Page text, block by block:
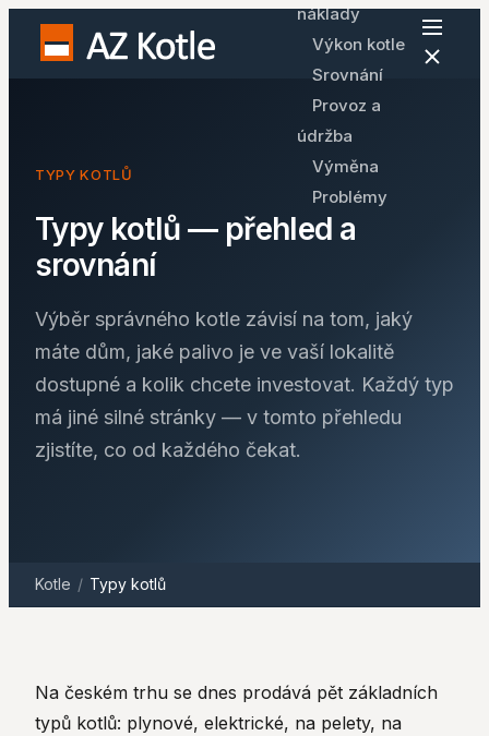
náklady
Výkon kotle
Srovnání
Provoz a
údržba
Výměna
Problémy
TYPY KOTLŮ
Typy kotlů — přehled a
srovnání
Výběr správného kotle závisí na tom, jaký
máte dům, jaké palivo je ve vaší lokalitě
dostupné a kolik chcete investovat. Každý typ
má jiné silné stránky — v tomto přehledu
zjistíte, co od každého čekat.
Kotle / Typy kotlů
Na českém trhu se dnes prodává pět základních
typů kotlů: plynové, elektrické, na pelety, na